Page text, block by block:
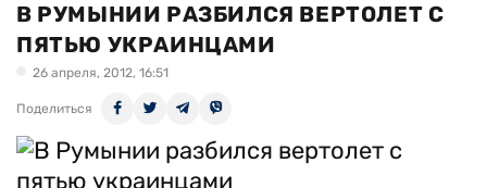
В РУМЫНИИ РАЗБИЛСЯ ВЕРТОЛЕТ С
ПЯТЬЮ УКРАИНЦАМИ
26 апреля, 2012, 16:51
Поделиться